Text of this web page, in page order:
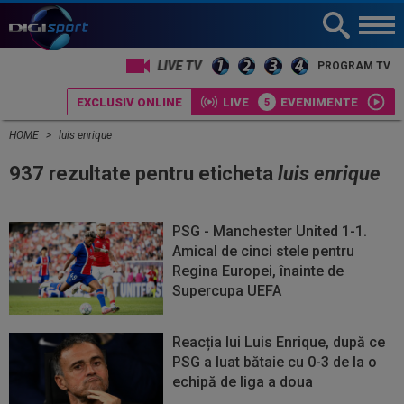
LIVE TV PROGRAM TV
EXCLUSIV ONLINE LIVE EVENIMENTE
HOME luis enrique
937 rezultate pentru eticheta luis enrique
PSG - Manchester United 1-1.
Amical de cinci stele pentru
Regina Europei, înainte de
Supercupa UEFA
Reacția lui Luis Enrique, după ce
PSG a luat bătaie cu 0-3 de la o
echipă de liga a doua